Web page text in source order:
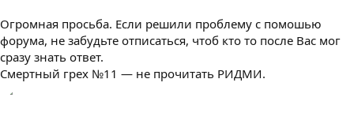
Огромная просьба. Если решили проблему с помошью
форума, не забудьте отписаться, чтоб кто то после Вас мог
сразу знать ответ.
Смертный грех №11 — не прочитать РИДМИ.